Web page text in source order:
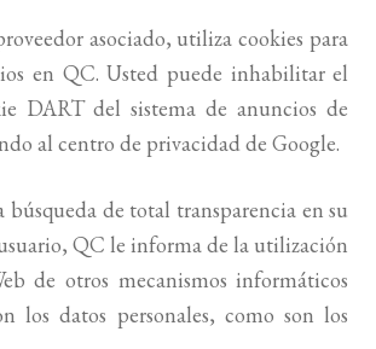
asociado, utiliza cookies para
en QC. Usted puede inhabilitar el
DART del sistema de anuncios de
al centro de privacidad de Google.
búsqueda de total transparencia en su
QC le informa de la utilización
de otros mecanismos informáticos
los datos personales, como son los